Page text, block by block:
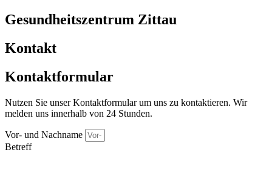
Gesundheitszentrum Zittau
Kontakt
Kontaktformular
Nutzen Sie unser Kontaktformular um uns zu kontaktieren. Wir
melden uns innerhalb von 24 Stunden.
Vor- und Nachname
Betreff